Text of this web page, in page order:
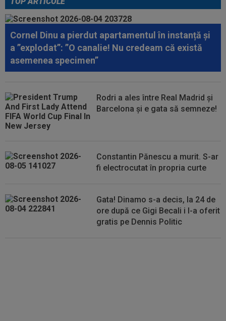
00:22 EXCLUSIV Dan Petrescu s-a decis
00:19 Jovo Lukic e în fața transferului carierei
00:18 EXCLUSIV
Ilie Dumitrescu l-a pus ”la zid” pe
00:17
Micael Leandro a murit, după ce a fost
împușcat în timpul meciului
Surpriza serii în Europa: rezultat ”strălucitor”
Cornel Dinu a pierdut apartamentul în instanță și
a ”explodat”: ”O canalie! Nu credeam că există
asemenea specimen”
Rodri a ales între Real Madrid și
Barcelona și e gata să semneze!
Constantin Pănescu a murit. S-ar
fi electrocutat în propria curte
Gata! Dinamo s-a decis, la 24 de
ore după ce Gigi Becali i l-a oferit
gratis pe Dennis Politic